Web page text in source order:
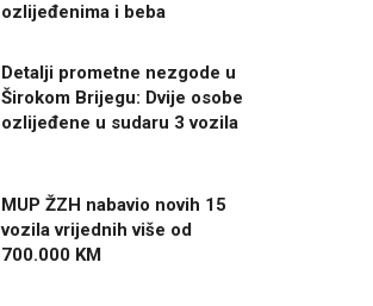
ozlijeđenima i beba
Detalji prometne nezgode u
Širokom Brijegu: Dvije osobe
ozlijeđene u sudaru 3 vozila
MUP ŽZH nabavio novih 15
vozila vrijednih više od
700.000 KM